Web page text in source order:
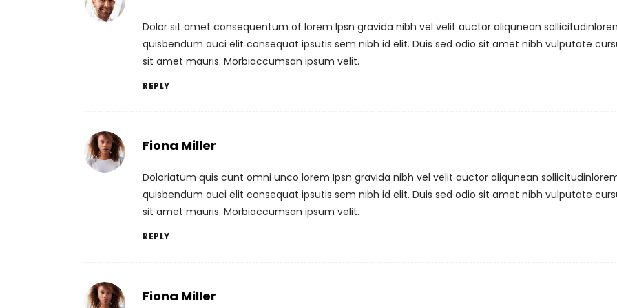
Dolor sit amet consequentum of lorem Ipsn gravida nibh vel velit auctor aliqunean
quisbendum auci elit consequat ipsutis sem nibh id elit. Duis sed odio sit amet nibh vulputate
sit amet mauris. Morbiaccumsan ipsum velit.
REPLY
Fiona Miller
Doloriatum quis cunt omni unco lorem Ipsn gravida nibh vel velit auctor aliqunean
quisbendum auci elit consequat ipsutis sem nibh id elit. Duis sed odio sit amet nibh vulputate
sit amet mauris. Morbiaccumsan ipsum velit.
REPLY
Fiona Miller